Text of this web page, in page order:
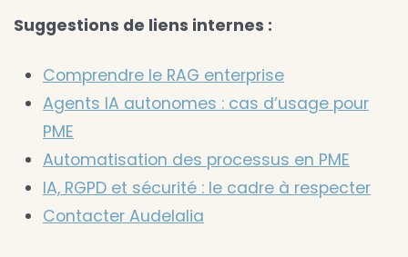
Suggestions de liens internes :
Comprendre le RAG enterprise
Agents IA autonomes : cas d’usage pour
PME
Automatisation des processus en PME
IA, RGPD et sécurité : le cadre à respecter
Contacter Audelalia